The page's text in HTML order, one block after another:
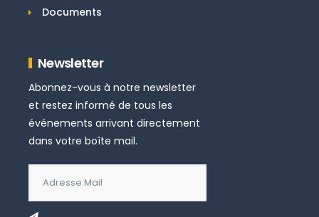
Documents
Newsletter
Abonnez-vous à notre newsletter
et restez informé de tous les
événements arrivant directement
dans votre boîte mail.